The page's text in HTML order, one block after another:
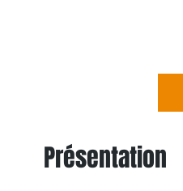
Présentation